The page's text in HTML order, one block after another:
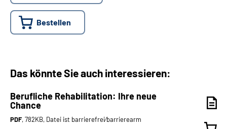
Bestellen
Das könnte Sie auch interessieren:
Berufliche Rehabilitation: Ihre neue
Chance
PDF, 782KB, Datei ist barrierefrei⁄barrierearm